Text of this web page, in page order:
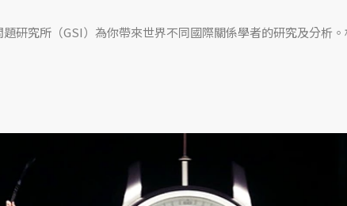
研究所（GSI）為你帶來世界不同國際關係學者的研究及分析